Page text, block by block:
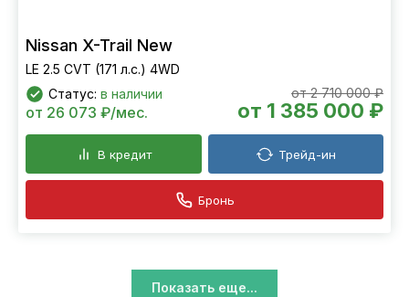
Nissan X-Trail New
LE 2.5 CVT (171 л.с.) 4WD
Статус: в наличии от 2 710 000 ₽
от 1 385 000 ₽
от 26 073 ₽/мес.
В кредит Трейд-ин
Бронь
Показать еще...